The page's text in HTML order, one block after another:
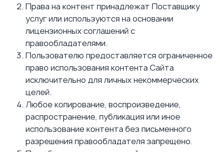
Права на контент принадлежат Поставщику
услуг или используются на основании
лицензионных соглашений с
правообладателями.
Пользователю предоставляется ограниченное
право использования контента Сайта
исключительно для личных некоммерческих
целей.
Любое копирование, воспроизведение,
распространение, публикация или иное
использование контента без письменного
разрешения правообладателя запрещено.